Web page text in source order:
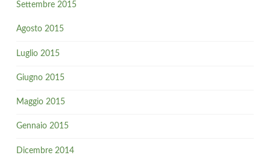
Settembre 2015
Agosto 2015
Luglio 2015
Giugno 2015
Maggio 2015
Gennaio 2015
Dicembre 2014